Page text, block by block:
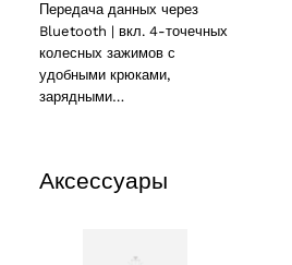
Передача данных через
Bluetooth | вкл. 4-точечных
колесных зажимов с
удобными крюками,
зарядными…
Аксессуары